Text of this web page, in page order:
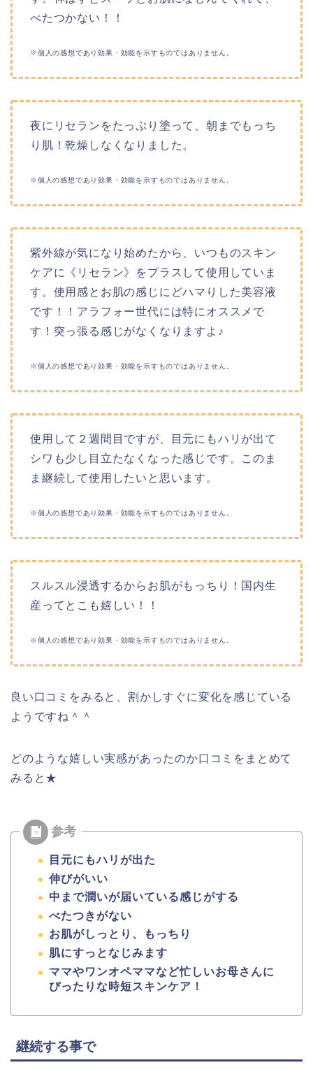
べたつかない！！
※個人の感想であり効果・効能を示すものではありません。
夜にリセランをたっぷり塗って、朝までもっち
り肌！乾燥しなくなりました。
※個人の感想であり効果・効能を示すものではありません。
紫外線が気になり始めたから、いつものスキン
ケアに《リセラン》をプラスして使用していま
す。使用感とお肌の感じにどハマりした美容液
です！！アラフォー世代には特にオススメで
す！突っ張る感じがなくなりますよ♪
※個人の感想であり効果・効能を示すものではありません。
使用して２週間目ですが、目元にもハリが出て
シワも少し目立たなくなった感じです。このま
ま継続して使用したいと思います。
※個人の感想であり効果・効能を示すものではありません。
スルスル浸透するからお肌がもっちり！国内生
産ってとこも嬉しい！！
※個人の感想であり効果・効能を示すものではありません。
良い口コミをみると、割かしすぐに変化を感じている
ようですね＾＾
どのような嬉しい実感があったのか口コミをまとめて
みると★
目元にもハリが出た
伸びがいい
中まで潤いが届いている感じがする
べたつきがない
お肌がしっとり、もっちり
肌にすっとなじみます
ママやワンオペママなど忙しいお母さんに
ぴったりな時短スキンケア！
継続する事で